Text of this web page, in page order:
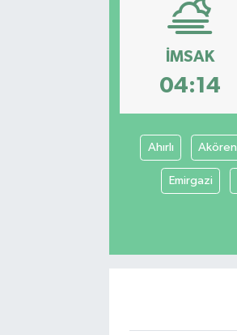
İMSAK
04:14
Ahırlı Akören
Emirgazi